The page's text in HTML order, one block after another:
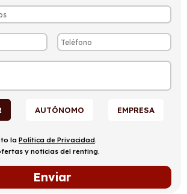
AUTÓNOMO EMPRESA
la Política de Privacidad.
y noticias del renting.